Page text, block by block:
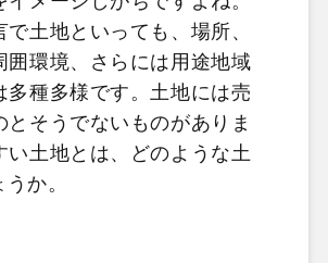
で土地といっても、場所、
囲環境、さらには用途地域
多種多様です。土地には売
とそうでないものがありま
い土地とは、どのような土
か。